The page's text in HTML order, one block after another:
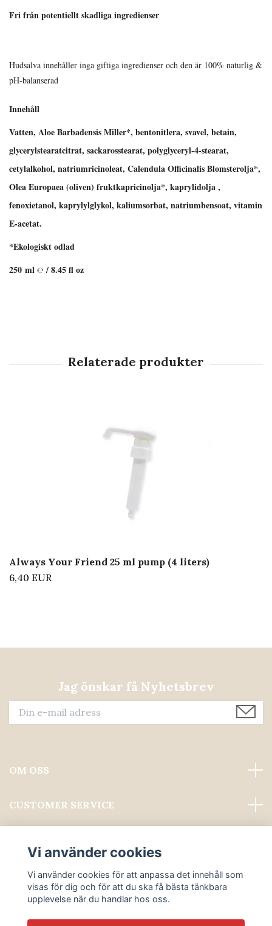
Fri från potentiellt skadliga ingredienser
Hudsalva innehåller inga giftiga ingredienser och den är 100% naturlig &
pH-balanserad
Innehåll
Vatten, Aloe Barbadensis Miller*, bentonitlera, svavel, betain,
glycerylstearatcitrat, sackarosstearat, polyglyceryl-4-stearat,
cetylalkohol, natriumricinoleat, Calendula Officinalis Blomsterolja*,
Olea Europaea (oliven) fruktkapricinolja*, kaprylidolja ,
fenoxietanol, kaprylylglykol, kaliumsorbat, natriumbensoat, vitamin
E-acetat.
*Ekologiskt odlad
250 ml ℮ / 8.45 fl oz
Always Your Friend 25 ml pump (4 liters)
6,40 EUR
Jag önskar få Nyhetsbrev
OM OSS
CUSTOMER SERVICE
Sociala medier
Vi använder cookies
Vi använder cookies för att anpassa det innehåll som
visas för dig och för att du ska få bästa tänkbara
upplevelse när du handlar hos oss.